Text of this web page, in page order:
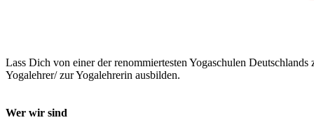
Lass Dich von einer der renommiertesten Yogaschulen Deutschlands
Yogalehrer/ zur Yogalehrerin ausbilden.
Wer wir sind